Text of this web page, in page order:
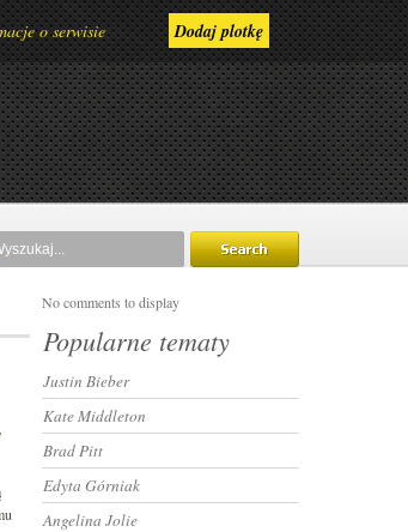
o serwisie Dodaj plotkę
No comments to display
Popularne tematy
Justin Bieber
Kate Middleton
Brad Pitt
Edyta Górniak
Angelina Jolie